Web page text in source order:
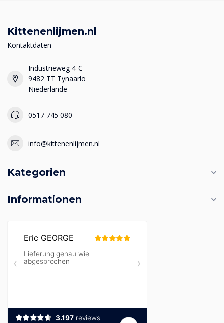
Kittenenlijmen.nl
Kontaktdaten
Industrieweg 4-C
9482 TT Tynaarlo
Niederlande
0517 745 080
info@kittenenlijmen.nl
Kategorien
Informationen